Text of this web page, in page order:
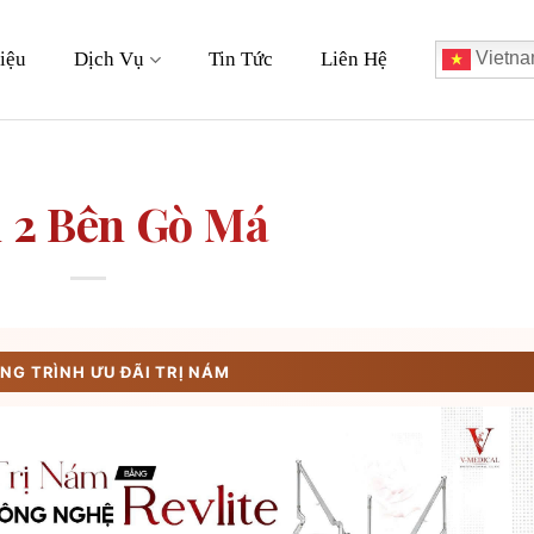
Dịch Vụ Tin Tức Liên Hệ
Bên Gò Má
TRÌNH ƯU ĐÃI TRỊ NÁM